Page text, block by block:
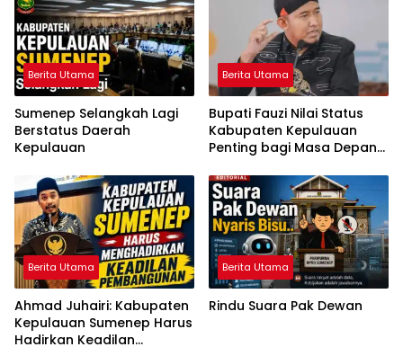
Berita Utama
Sumenep Selangkah Lagi
Berstatus Daerah
Kepulauan
Berita Utama
Bupati Fauzi Nilai Status
Kabupaten Kepulauan
Penting bagi Masa Depan
Berita Utama
Ahmad Juhairi: Kabupaten
Kepulauan Sumenep Harus
Hadirkan Keadilan
Berita Utama
Rindu Suara Pak Dewan